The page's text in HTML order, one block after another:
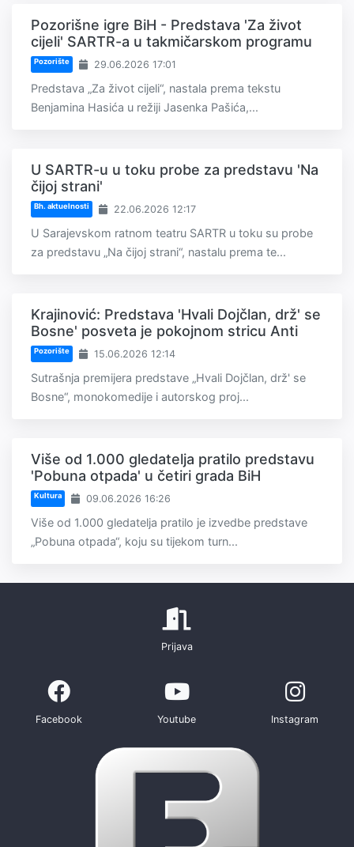
Pozorišne igre BiH - Predstava 'Za život
cijeli' SARTR-a u takmičarskom programu
Pozorište 29.06.2026 17:01
Predstava „Za život cijeli“, nastala prema tekstu
Benjamina Hasića u režiji Jasenka Pašića,...
U SARTR-u u toku probe za predstavu 'Na
čijoj strani'
Bh. aktuelnosti 22.06.2026 12:17
U Sarajevskom ratnom teatru SARTR u toku su probe
za predstavu „Na čijoj strani“, nastalu prema te...
Krajinović: Predstava 'Hvali Dojčlan, drž' se
Bosne' posveta je pokojnom stricu Anti
Pozorište 15.06.2026 12:14
Sutrašnja premijera predstave „Hvali Dojčlan, drž' se
Bosne“, monokomedije i autorskog proj...
Više od 1.000 gledatelja pratilo predstavu
'Pobuna otpada' u četiri grada BiH
Kultura 09.06.2026 16:26
Više od 1.000 gledatelja pratilo je izvedbe predstave
„Pobuna otpada“, koju su tijekom turn...
Prijava
Facebook Youtube Instagram